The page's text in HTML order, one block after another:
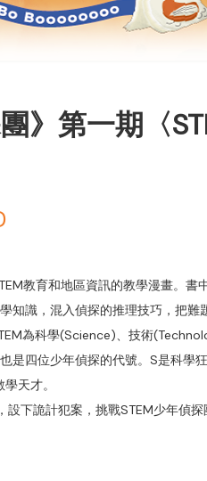
》第一期〈
教育和地區資訊的教學漫畫。書
知識，混入偵探的推理技巧，把難
為科學(Science)、技術
四位少年偵探的代號。S是科學
天才。
下詭計犯案，挑戰STEM少年偵